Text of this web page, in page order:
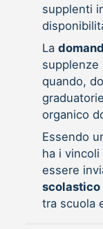
supplenti
La
supplenze
quando,
organico
Essendo
ha i
essere
scolastico
tra scuola